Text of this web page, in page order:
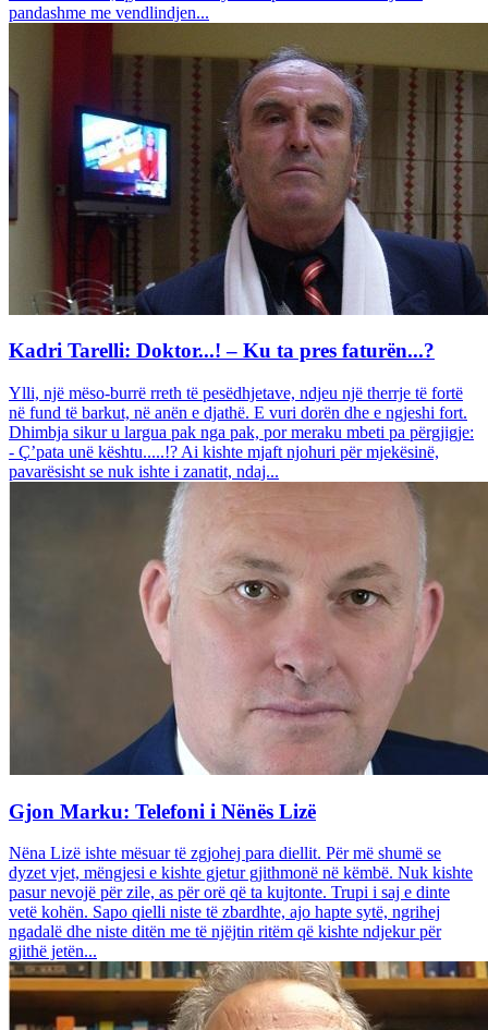
pandashme me vendlindjen...
Kadri Tarelli: Doktor...! – Ku ta pres faturën...?
Ylli, një mëso-burrë rreth të pesëdhjetave, ndjeu një therrje të fortë
në fund të barkut, në anën e djathë. E vuri dorën dhe e ngjeshi fort.
Dhimbja sikur u largua pak nga pak, por meraku mbeti pa përgjigje:
- Ç’pata unë kështu.....!? Ai kishte mjaft njohuri për mjekësinë,
pavarësisht se nuk ishte i zanatit, ndaj...
Gjon Marku: Telefoni i Nënës Lizë
Nëna Lizë ishte mësuar të zgjohej para diellit. Për më shumë se
dyzet vjet, mëngjesi e kishte gjetur gjithmonë në këmbë. Nuk kishte
pasur nevojë për zile, as për orë që ta kujtonte. Trupi i saj e dinte
vetë kohën. Sapo qielli niste të zbardhte, ajo hapte sytë, ngrihej
ngadalë dhe niste ditën me të njëjtin ritëm që kishte ndjekur për
gjithë jetën...